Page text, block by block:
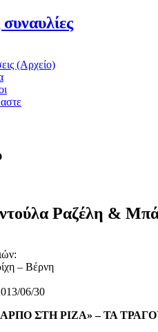
(Αρχείο)
Ραζέλη &
– Βέρνη
06/30
ΣΤΗ ΡΙΖΑ» – ΤΑ